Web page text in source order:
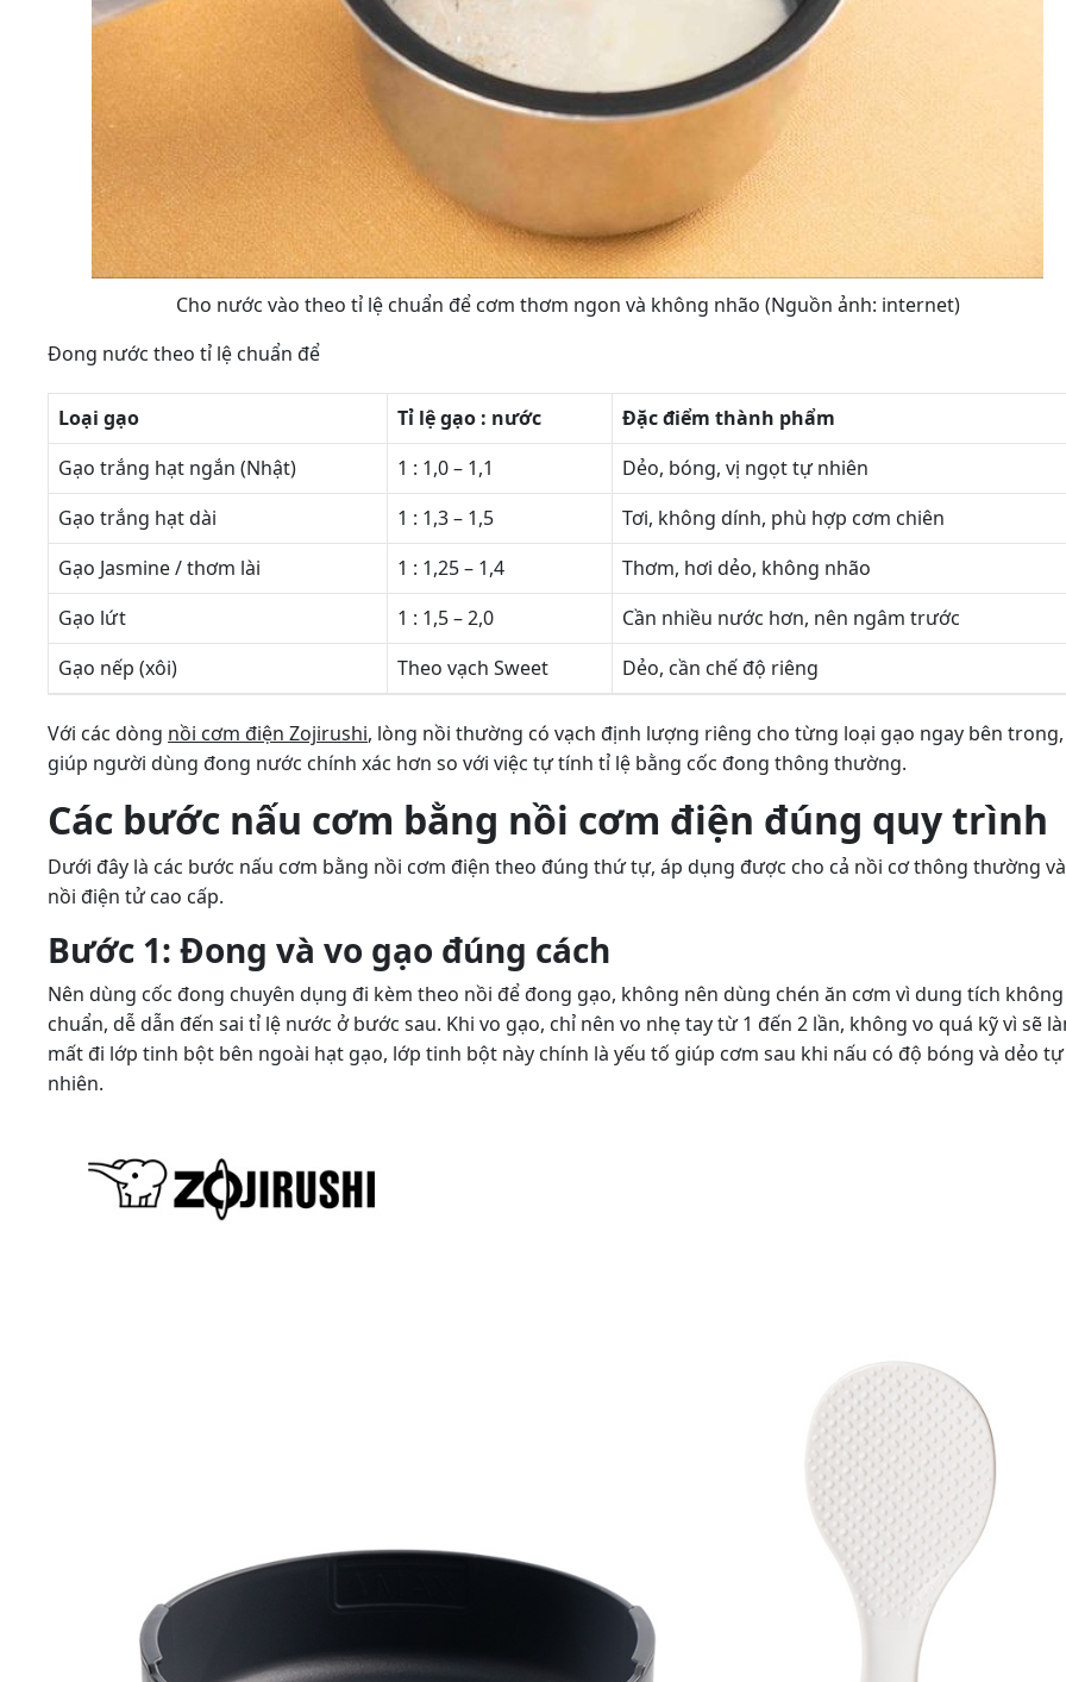
Cho nước vào theo tỉ lệ chuẩn để cơm thơm ngon và không nhão (Nguồn ảnh: internet)
Đong nước theo tỉ lệ chuẩn để
Loại gạo Tỉ lệ gạo : nước
Đặc điểm thành phẩm
Gạo trắng hạt ngắn (Nhật)
1 : 1,0 – 1,1
Dẻo, bóng, vị ngọt tự nhiên
Gạo trắng hạt dài
1 : 1,3 – 1,5
Tơi, không dính, phù hợp cơm chiên
Gạo Jasmine / thơm lài
1 : 1,25 – 1,4
Thơm, hơi dẻo, không nhão
Gạo lứt
1 : 1,5 – 2,0
Cần nhiều nước hơn, nên ngâm trước
Gạo nếp (xôi)
Theo vạch Sweet Dẻo, cần chế độ riêng
Với các dòng nồi cơm điện Zojirushi, lòng nồi thường có vạch định lượng riêng cho từng loại gạo ngay bên trong,
giúp người dùng đong nước chính xác hơn so với việc tự tính tỉ lệ bằng cốc đong thông thường.
Các bước nấu cơm bằng nồi cơm điện đúng quy trình
Dưới đây là các bước nấu cơm bằng nồi cơm điện theo đúng thứ tự, áp dụng được cho cả nồi cơ thông thường và
nồi điện tử cao cấp.
Bước 1: Đong và vo gạo đúng cách
Nên dùng cốc đong chuyên dụng đi kèm theo nồi để đong gạo, không nên dùng chén ăn cơm vì dung tích không
chuẩn, dễ dẫn đến sai tỉ lệ nước ở bước sau. Khi vo gạo, chỉ nên vo nhẹ tay từ 1 đến 2 lần, không vo quá kỹ vì sẽ
mất đi lớp tinh bột bên ngoài hạt gạo, lớp tinh bột này chính là yếu tố giúp cơm sau khi nấu có độ bóng và dẻo tự
nhiên.